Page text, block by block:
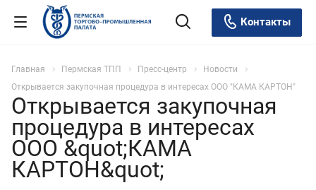
Контакты
Главная Пермская ТПП Пресс-центр
Новости
Открывается закупочная процедура в интересах ООО "КАМА КАРТОН"
Открывается закупочная
процедура в интересах
ООО &quot;КАМА
КАРТОН&quot;